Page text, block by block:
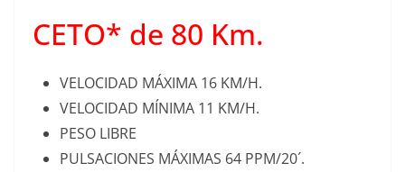
CETO* de 80 Km.
VELOCIDAD MÁXIMA 16 KM/H.
VELOCIDAD MÍNIMA 11 KM/H.
PESO LIBRE
PULSACIONES MÁXIMAS 64 PPM/20´.